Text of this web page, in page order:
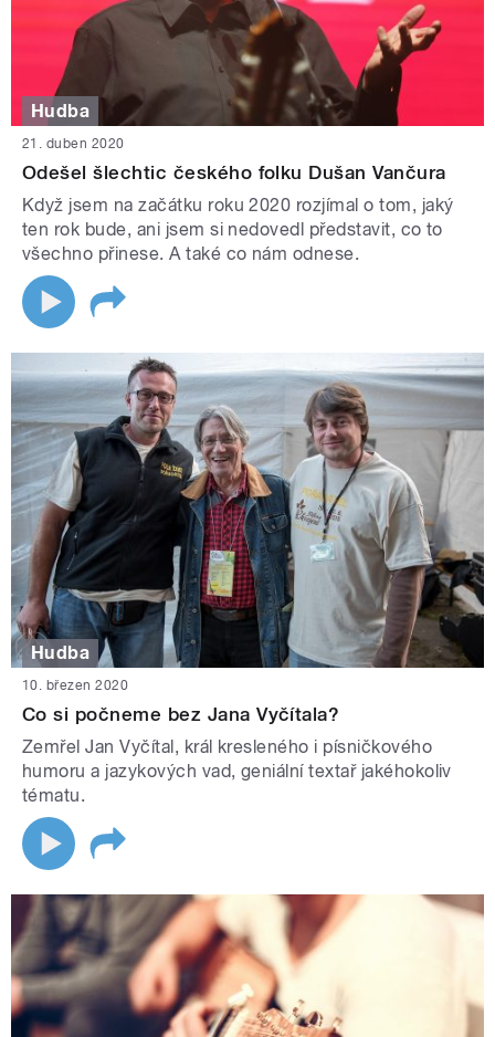
Hudba
21. duben 2020
Odešel šlechtic českého folku Dušan Vančura
Když jsem na začátku roku 2020 rozjímal o tom, jaký
ten rok bude, ani jsem si nedovedl představit, co to
všechno přinese. A také co nám odnese.
Hudba
10. březen 2020
Co si počneme bez Jana Vyčítala?
Zemřel Jan Vyčítal, král kresleného i písničkového
humoru a jazykových vad, geniální textař jakéhokoliv
tématu.